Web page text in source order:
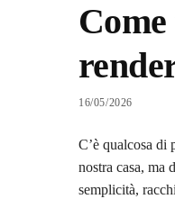
16/05/2026
C’è qualcosa di
nostra casa, ma
semplicità,